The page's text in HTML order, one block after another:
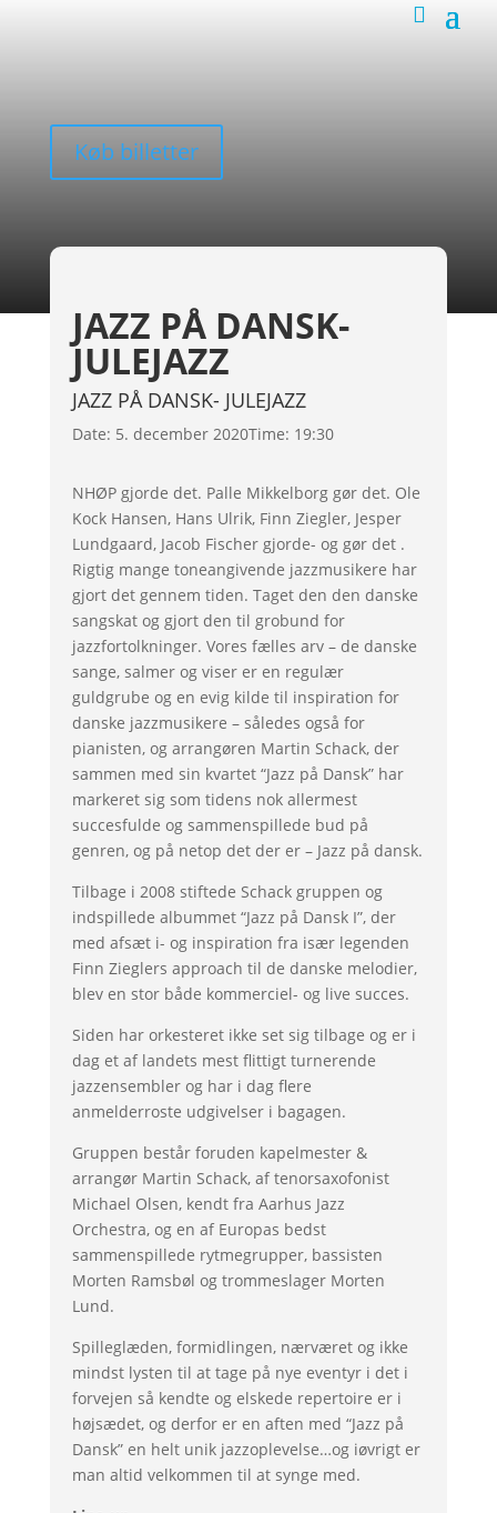
Køb billetter
JAZZ PÅ DANSK-
JULEJAZZ
JAZZ PÅ DANSK- JULEJAZZ
Date: 5. december 2020Time: 19:30
NHØP gjorde det. Palle Mikkelborg gør det. Ole
Kock Hansen, Hans Ulrik, Finn Ziegler, Jesper
Lundgaard, Jacob Fischer gjorde- og gør det .
Rigtig mange toneangivende jazzmusikere har
gjort det gennem tiden. Taget den den danske
sangskat og gjort den til grobund for
jazzfortolkninger. Vores fælles arv – de danske
sange, salmer og viser er en regulær
guldgrube og en evig kilde til inspiration for
danske jazzmusikere – således også for
pianisten, og arrangøren Martin Schack, der
sammen med sin kvartet “Jazz på Dansk” har
markeret sig som tidens nok allermest
succesfulde og sammenspillede bud på
genren, og på netop det der er – Jazz på dansk.
Tilbage i 2008 stiftede Schack gruppen og
indspillede albummet “Jazz på Dansk I”, der
med afsæt i- og inspiration fra især legenden
Finn Zieglers approach til de danske melodier,
blev en stor både kommerciel- og live succes.
Siden har orkesteret ikke set sig tilbage og er i
dag et af landets mest flittigt turnerende
jazzensembler og har i dag flere
anmelderroste udgivelser i bagagen.
Gruppen består foruden kapelmester &
arrangør Martin Schack, af tenorsaxofonist
Michael Olsen, kendt fra Aarhus Jazz
Orchestra, og en af Europas bedst
sammenspillede rytmegrupper, bassisten
Morten Ramsbøl og trommeslager Morten
Lund.
Spilleglæden, formidlingen, nærværet og ikke
mindst lysten til at tage på nye eventyr i det i
forvejen så kendte og elskede repertoire er i
højsædet, og derfor er en aften med “Jazz på
Dansk” en helt unik jazzoplevelse…og iøvrigt er
man altid velkommen til at synge med.